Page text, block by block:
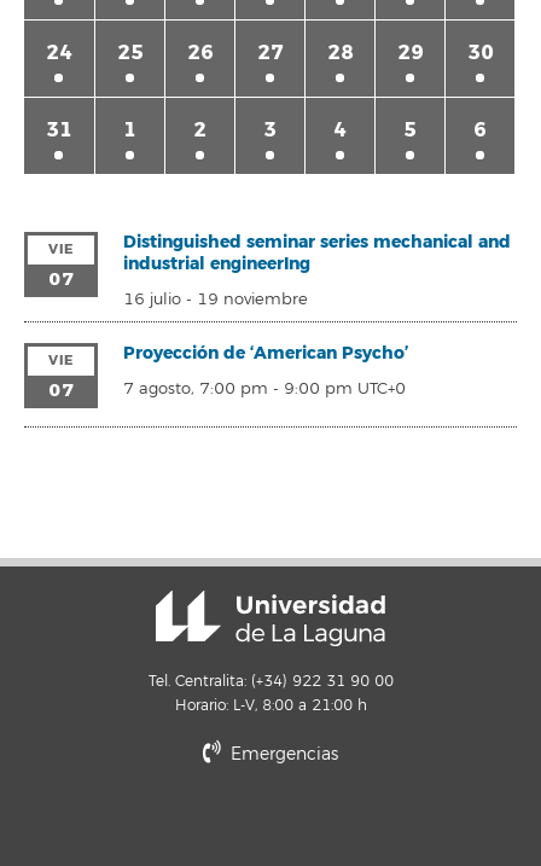
24 25 26 27 28 29 30
31 1 2 3 4 5 6
VIE
07
Distinguished seminar series mechanical and
industrial engineerIng
16 julio- 19 noviembre
VIE
07
Proyección de ‘American Psycho’
7 agosto, 7:00 pm - 9:00 pm UTC+0
Tel. Centralita: (+34) 922 31 90 00
Horario: L-V, 8:00 a 21:00 h
Emergencias